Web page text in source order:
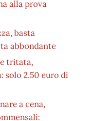
alla prova
basta
abbondante
tritata,
solo 2,50 euro di
a cena,